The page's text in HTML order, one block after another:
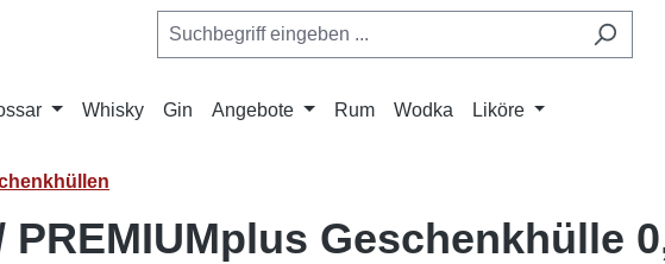
Whisky Gin Angebote Rum Wodka Liköre
Geschenkhülle